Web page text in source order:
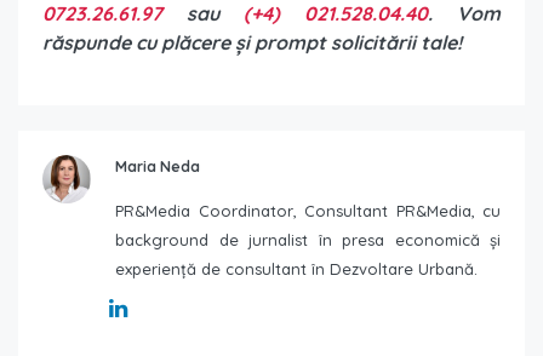
0723.26.61.97sau (+4) 021.528.04.40. Vom
răspunde cu plăcere și prompt solicitării tale!
Maria Neda
PR&Media Coordinator, Consultant PR&Media, cu
background de jurnalist în presa economică și
experiență de consultant în Dezvoltare Urbană.